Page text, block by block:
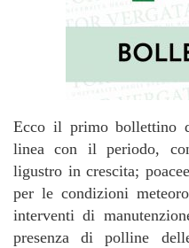
Ecco il primo bollettino
linea con il periodo,
ligustro in crescita;
per le condizioni
interventi di
presenza di polline